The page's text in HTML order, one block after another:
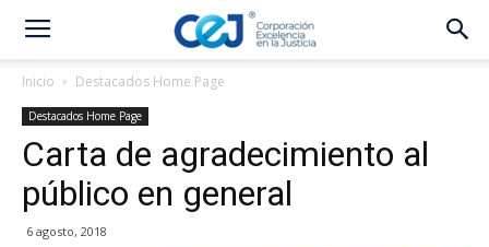
Inicio Destacados Home Page
Destacados Home Page
Carta de agradecimiento al
público en general
6 agosto, 2018